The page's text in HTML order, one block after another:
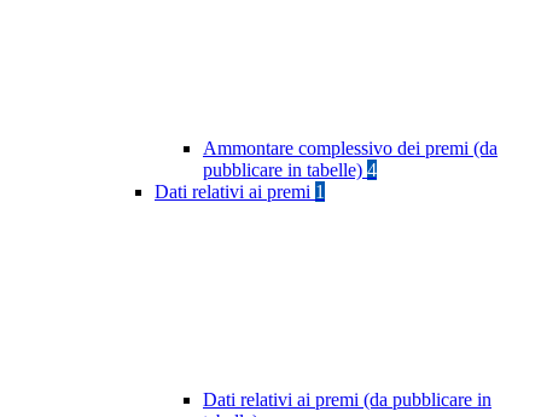
Ammontare complessivo dei premi (da
pubblicare in tabelle) 4
Dati relativi ai premi 1
Dati relativi ai premi (da pubblicare in